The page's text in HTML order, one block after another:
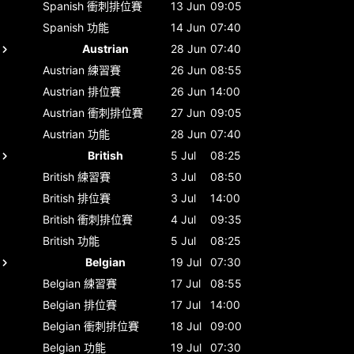
Spanish 衝刺排位賽 13 Jun 09:05
Spanish 功能 14 Jun 07:40
Austrian
28 Jun 07:40
Austrian 練習賽 26 Jun 08:55
Austrian 排位賽 26 Jun 14:00
Austrian 衝刺排位賽 27 Jun 09:05
Austrian 功能 28 Jun 07:40
British
5 Jul
08:25
British 練習賽 3 Jul
08:50
British 排位賽 3 Jul
14:00
British 衝刺排位賽 4 Jul
09:35
British 功能 5 Jul
08:25
Belgian
19 Jul
07:30
Belgian 練習賽 17 Jul
08:55
Belgian 排位賽 17 Jul
14:00
Belgian 衝刺排位賽 18 Jul
09:00
Belgian 功能 19 Jul 07:30